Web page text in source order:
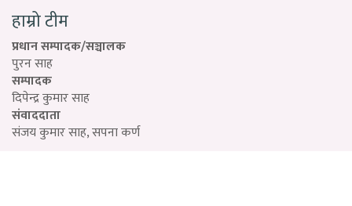
हाम्रो टीम
प्रधान सम्पादक/सञ्चालक
पुरन साह
सम्पादक
दिपेन्द्र कुमार साह
संवाददाता
संजय कुमार साह, सपना कर्ण